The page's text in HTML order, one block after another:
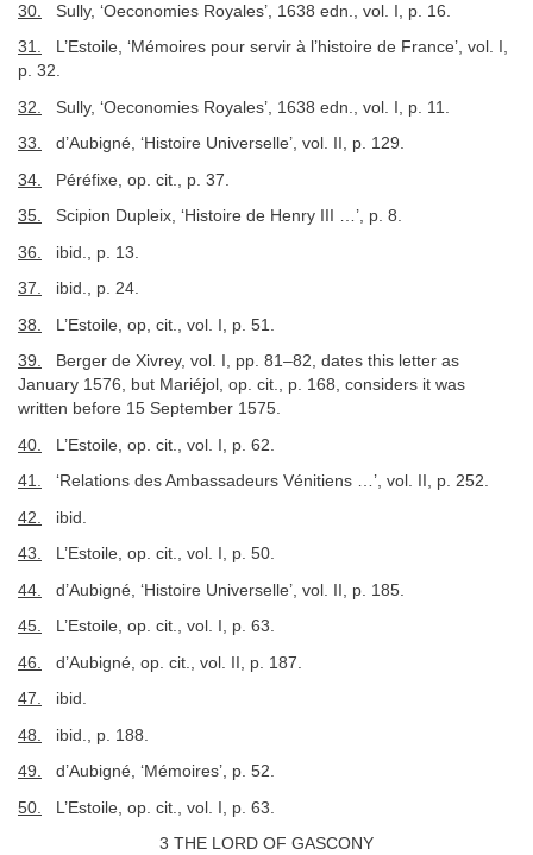
30. Sully, ‘Oeconomies Royales’, 1638 edn., vol. I, p. 16.
31. L’Estoile, ‘Mémoires pour servir à l’histoire de France’, vol. I,
p. 32.
32. Sully, ‘Oeconomies Royales’, 1638 edn., vol. I, p. 11.
33. d’Aubigné, ‘Histoire Universelle’, vol. II, p. 129.
34. Péréfixe, op. cit., p. 37.
35. Scipion Dupleix, ‘Histoire de Henry III …’, p. 8.
36. ibid., p. 13.
37. ibid., p. 24.
38. L’Estoile, op, cit., vol. I, p. 51.
39. Berger de Xivrey, vol. I, pp. 81–82, dates this letter as
January 1576, but Mariéjol, op. cit., p. 168, considers it was
written before 15 September 1575.
40. L’Estoile, op. cit., vol. I, p. 62.
41. ‘Relations des Ambassadeurs Vénitiens …’, vol. II, p. 252.
42. ibid.
43. L’Estoile, op. cit., vol. I, p. 50.
44. d’Aubigné, ‘Histoire Universelle’, vol. II, p. 185.
45. L’Estoile, op. cit., vol. I, p. 63.
46. d’Aubigné, op. cit., vol. II, p. 187.
47. ibid.
48. ibid., p. 188.
49. d’Aubigné, ‘Mémoires’, p. 52.
50. L’Estoile, op. cit., vol. I, p. 63.
3 THE LORD OF GASCONY